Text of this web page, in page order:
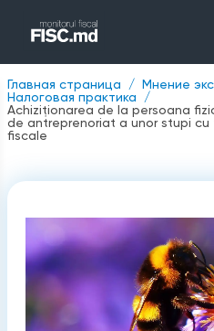
Главная страница
Мнение
Налоговая практика
Achiziționarea de la persoana
de antreprenoriat a unor stupi
fiscale